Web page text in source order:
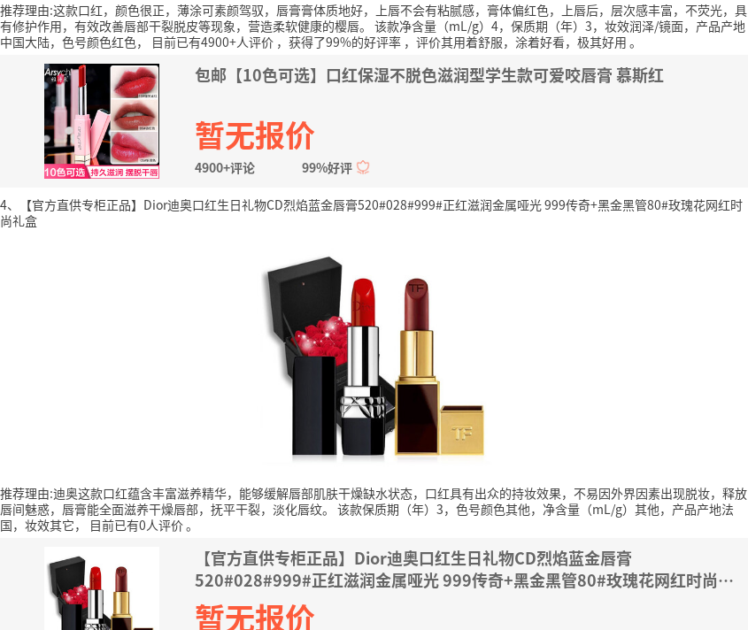
推荐理由:这款口红，颜色很正，薄涂可素颜驾驭，唇膏膏体质地好，上唇不会有粘腻感，膏体偏红色，上唇后，层次感丰富，不荧光，具
有修护作用，有效改善唇部干裂脱皮等现象，营造柔软健康的樱唇。 该款净含量（mL/g）4，保质期（年）3，妆效润泽/镜面，产品产地
中国大陆，色号颜色红色，
目前已有4900+人评价 ，获得了99%的好评率 ，评价其用着舒服，涂着好看，极其好用 。
包邮【10色可选】口红保湿不脱色滋润型学生款可爱咬唇膏 慕斯红
暂无报价
4900+评论 99%好评
4、【官方直供专柜正品】Dior迪奥口红生日礼物CD烈焰蓝金唇膏520#028#999#正红滋润金属哑光 999传奇+黑金黑管80#玫瑰花网红时
尚礼盒
推荐理由:迪奥这款口红蕴含丰富滋养精华，能够缓解唇部肌肤干燥缺水状态，口红具有出众的持妆效果，不易因外界因素出现脱妆，释放
唇间魅惑，唇膏能全面滋养干燥唇部，抚平干裂，淡化唇纹。 该款保质期（年）3，色号颜色其他，净含量（mL/g）其他，产品产地法
国，妆效其它，
目前已有0人评价。
【官方直供专柜正品】Dior迪奥口红生日礼物CD烈焰蓝金唇膏
520#028#999#正红滋润金属哑光 999传奇+黑金黑管80#玫瑰花网红时尚礼
盒
暂无报价